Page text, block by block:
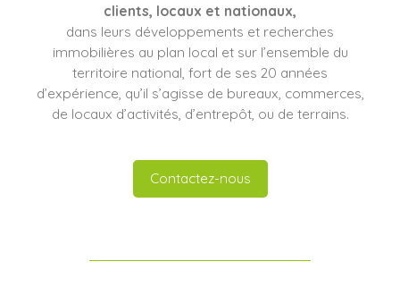
clients, locaux et nationaux,
dans leurs développements et recherches
immobilières au plan local et sur l’ensemble du
territoire national, fort de ses 20 années
d’expérience, qu’il s’agisse de bureaux, commerces,
de locaux d’activités, d’entrepôt, ou de terrains.
Contactez-nous